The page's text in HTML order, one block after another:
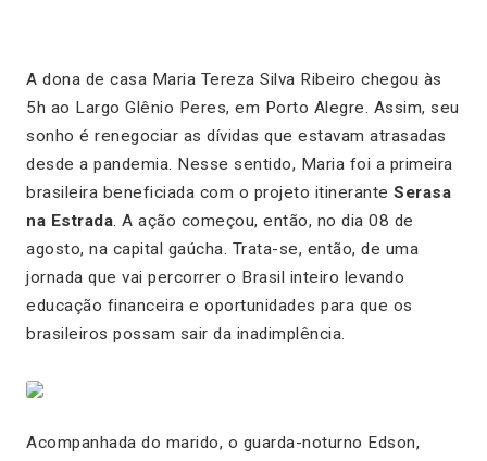
A dona de casa Maria Tereza Silva Ribeiro chegou às
5h ao Largo Glênio Peres, em Porto Alegre. Assim, seu
sonho é renegociar as dívidas que estavam atrasadas
desde a pandemia. Nesse sentido, Maria foi a primeira
brasileira beneficiada com o projeto itinerante Serasa
na Estrada. A ação começou, então, no dia 08 de
agosto, na capital gaúcha. Trata-se, então, de uma
jornada que vai percorrer o Brasil inteiro levando
educação financeira e oportunidades para que os
brasileiros possam sair da inadimplência.
Acompanhada do marido, o guarda-noturno Edson,